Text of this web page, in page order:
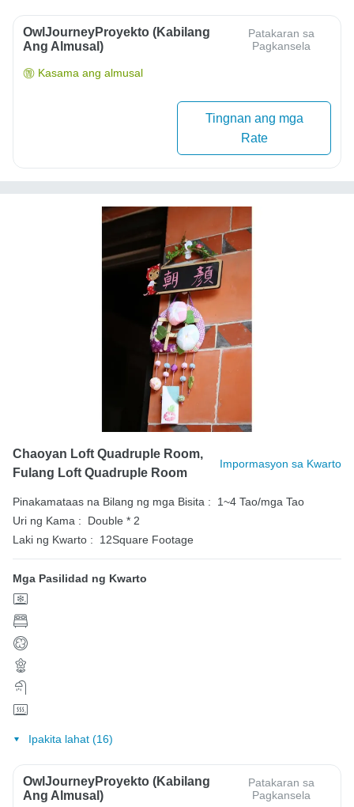
OwlJourneyProyekto (Kabilang
Ang Almusal)
Patakaran sa
Pagkansela
Kasama ang almusal
Tingnan ang mga
Rate
Chaoyan Loft Quadruple Room,
Fulang Loft Quadruple Room
Impormasyon sa Kwarto
Pinakamataas na Bilang ng mga Bisita :
1~4 Tao/mga Tao
Uri ng Kama :
Double * 2
Laki ng Kwarto :
12Square Footage
Mga Pasilidad ng Kwarto
Ipakita lahat (16)
OwlJourneyProyekto (Kabilang
Ang Almusal)
Patakaran sa
Pagkansela